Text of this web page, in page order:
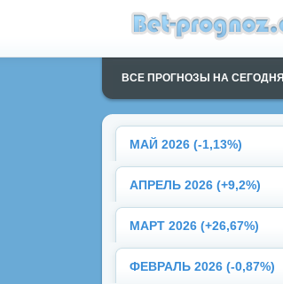
ВСЕ ПРОГНОЗЫ НА СЕГОДНЯ
МАЙ 2026 (-1,13%)
АПРЕЛЬ 2026 (+9,2%)
МАРТ 2026 (+26,67%)
ФЕВРАЛЬ 2026 (-0,87%)